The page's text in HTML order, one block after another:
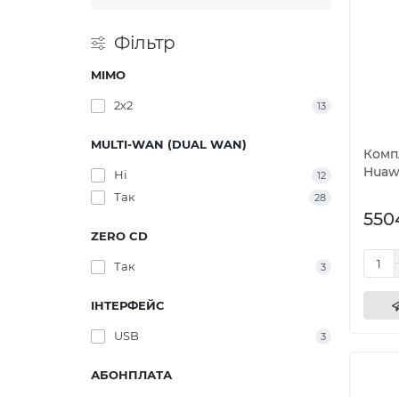
Фільтр
MIMO
2x2 13
MULTI-WAN (DUAL WAN)
Ні 12
Так 28
ZERO CD
Так 3
ІНТЕРФЕЙС
USB 3
АБОНПЛАТА